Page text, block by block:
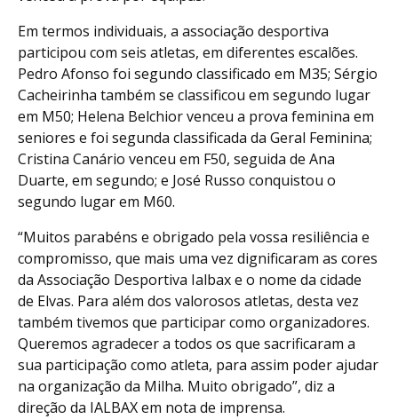
Em termos individuais, a associação desportiva
participou com seis atletas, em diferentes escalões.
Pedro Afonso foi segundo classificado em M35; Sérgio
Cacheirinha também se classificou em segundo lugar
em M50; Helena Belchior venceu a prova feminina em
seniores e foi segunda classificada da Geral Feminina;
Cristina Canário venceu em F50, seguida de Ana
Duarte, em segundo; e José Russo conquistou o
segundo lugar em M60.
“Muitos parabéns e obrigado pela vossa resiliência e
compromisso, que mais uma vez dignificaram as cores
da Associação Desportiva Ialbax e o nome da cidade
de Elvas. Para além dos valorosos atletas, desta vez
também tivemos que participar como organizadores.
Queremos agradecer a todos os que sacrificaram a
sua participação como atleta, para assim poder ajudar
na organização da Milha. Muito obrigado”, diz a
direção da IALBAX em nota de imprensa.